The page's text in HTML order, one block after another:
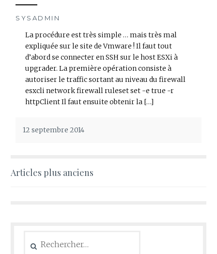
SYSADMIN
La procédure est très simple … mais très mal
expliquée sur le site de Vmware ! Il faut tout
d’abord se connecter en SSH sur le host ESXi à
upgrader. La première opération consiste à
autoriser le traffic sortant au niveau du firewall
esxcli network firewall ruleset set -e true -r
httpClient Il faut ensuite obtenir la […]
12 septembre 2014
Navigation
Articles plus anciens